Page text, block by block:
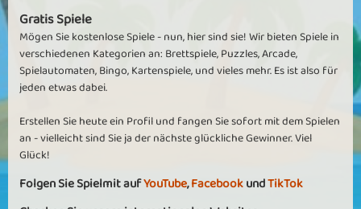
Gratis Spiele
Mögen Sie kostenlose Spiele - nun, hier sind sie! Wir bieten Spiele in
verschiedenen Kategorien an: Brettspiele, Puzzles, Arcade,
Spielautomaten, Bingo, Kartenspiele, und vieles mehr. Es ist also für
jeden etwas dabei.
Erstellen Sie heute ein Profil und fangen Sie sofort mit dem Spielen
an - vielleicht sind Sie ja der nächste glückliche Gewinner. Viel
Glück!
Folgen Sie Spielmit aufYouTube,FacebookundTikTok